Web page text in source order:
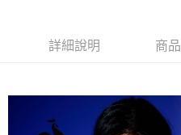
3.實際核准額度、可分期數及費用金
1.分期款項不併入電信帳單，「大哥
醒簡訊。
便利好安心！
【「AFTEE先享後付」結帳流程】
全家取貨付款
免運費
詳細說明 商